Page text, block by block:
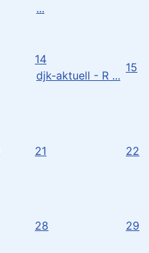
...
14
djk-aktuell - R ...
15
21 22
28
29